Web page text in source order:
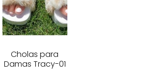
Cholas para
Damas Tracy-01